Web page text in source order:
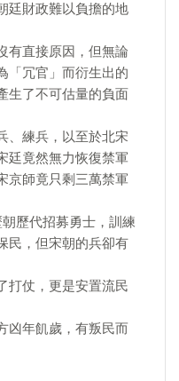
廷財政難以負擔的地
有直接原因，但無論
「冗官」而衍生出的
生了不可估量的負面
、練兵，以至於北宋
廷竟然無力恢復禁軍
京師竟只剩三萬禁軍
歷代招募勇士，訓練
民，但宋朝的兵卻有
打仗，更是安置流民
凶年飢歲，有叛民而